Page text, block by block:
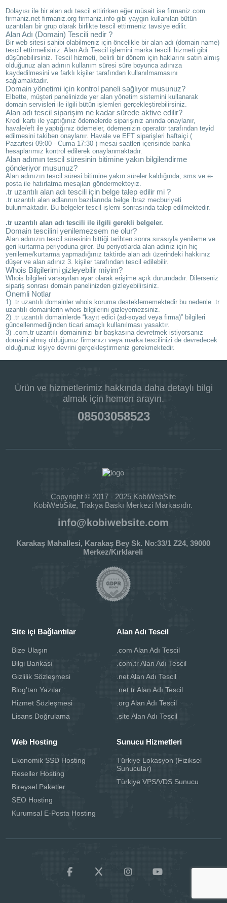
Dolayısı ile bir alan adı tescil ettirirken eğer müsait ise firmaniz.com
firmaniz.net firmaniz.org firmaniz.info gibi yaygın kullanılan bütün
uzantıları bir grup olarak birlikte tescil ettirmeniz tavsiye edilir.
Alan Adı (Domain) Tescili nedir ?
Bir web sitesi sahibi olabilmeniz için öncelikle bir alan adı (domain name)
tescil ettirmelisiniz. Alan Adı Tescil işlemini marka tescili hizmeti gibi
düşünebilirsiniz. Tescil hizmeti, belirli bir dönem için haklarını satın almış
olduğunuz alan adının kullanım süresi süre boyunca adınıza
kaydedilmesini ve farklı kişiler tarafından kullanılmamasını
sağlamaktadır.
Domain yönetimi için kontrol paneli sağlıyor musunuz?
Elbette, müşteri panelinizde yer alan yönetim sistemini kullanarak
domain servisleri ile ilgili bütün işlemleri gerçekleştirebilirsiniz.
Alan adı tescil siparişim ne kadar sürede aktive edilir?
Kredi kartı ile yaptığınız ödemelerde siparişiniz anında onaylanır,
havale/eft ile yaptığınız ödemeler, ödemenizin operatör tarafından teyid
edilmesini takiben onaylanır. Havale ve EFT siparişleri haftaiçi (
Pazartesi 09:00 - Cuma 17:30 ) mesai saatleri içerisinde banka
hesaplarımız kontrol edilerek onaylanmaktadır.
Alan adımın tescil süresinin bitimine yakın bilgilendirme
gönderiyor musunuz?
Alan adınızın tescil süresi bitimine yakın süreler kaldığında, sms ve e-
posta ile hatırlatma mesajları göndermekteyiz.
.tr uzantılı alan adı tescili için belge talep edilir mi ?
.tr uzantılı alan adlarının bazılarında belge ibraz mecburiyeti
bulunmaktadır. Bu belgeler tescil işlemi sonrasında talep edilmektedir.
.tr uzantılı alan adı tescili ile ilgili gerekli belgeler.
Domain tescilini yenilemezsem ne olur?
Alan adınızın tescil süresinin bittiği tarihten sonra sırasıyla yenileme ve
geri kurtarma periyoduna girer. Bu periyotlarda alan adınız için hiç
yenileme/kurtarma yapmadığınız taktirde alan adı üzerindeki hakkınız
düşer ve alan adınız 3. kişiler tarafından tescil edilebilir.
Whois Bilgilerimi gizleyebilir miyim?
Whois bilgileri varsayılan ayar olarak erişime açık durumdadır. Dilerseniz
sipariş sonrası domain panelinizden gizleyebilirsiniz.
Önemli Notlar
1) .tr uzantılı domainler whois koruma desteklememektedir bu nedenle .tr
uzantılı domainlerin whois bilgilerini gizleyemezsiniz.
2) .tr uzantılı domainlerde “kayıt edici (ad-soyad veya firma)” bilgileri
güncellenmediğinden ticari amaçlı kullanılması yasaktır.
3) .com.tr uzantılı domaininizi bir başkasına devretmek istiyorsanız
domaini almış olduğunuz firmanızı veya marka tescilinizi de devredecek
olduğunuz kişiye devrini gerçekleştirmeniz gerekmektedir.
Ürün ve hizmetlerimiz hakkında daha detaylı bilgi
almak için hemen arayın.
08503058523
Copyright © 2017 - 2025 KobiWebSite
KobiWebSite, Trakya Baskı Merkezi Markasıdır.
info@kobiwebsite.com
Karakaş Mahallesi, Karakaş Bey Sk. No:33/1 Z24, 39000
Merkez/Kırklareli
Site içi Bağlantılar
Bize Ulaşın
Bilgi Bankası
Gizlilik Sözleşmesi
Blog'tan Yazılar
Hizmet Sözleşmesi
Lisans Doğrulama
Alan Adı Tescil
.com Alan Adı Tescil
.com.tr Alan Adı Tescil
.net Alan Adı Tescil
.net.tr Alan Adı Tescil
.org Alan Adı Tescil
.site Alan Adı Tescil
Web Hosting
Ekonomik SSD Hosting
Reseller Hosting
Bireysel Paketler
SEO Hosting
Kurumsal E-Posta Hosting
Sunucu Hizmetleri
Türkiye Lokasyon (Fiziksel
Sunucular)
Türkiye VPS/VDS Sunucu